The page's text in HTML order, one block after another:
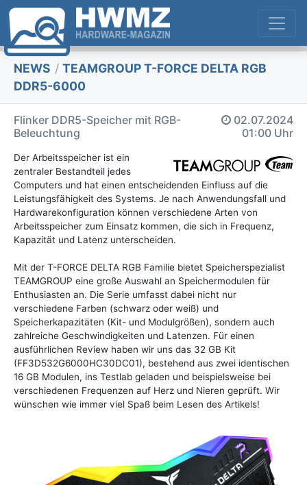
NEWS / TEAMGROUP T-FORCE DELTA RGB
DDR5-6000
Flinker DDR5-Speicher mit RGB-
Beleuchtung
02.07.2024
01:00 Uhr
Der Arbeitsspeicher ist ein
zentraler Bestandteil jedes
Computers und hat einen entscheidenden Einfluss auf die
Leistungsfähigkeit des Systems. Je nach Anwendungsfall und
Hardwarekonfiguration können verschiedene Arten von
Arbeitsspeicher zum Einsatz kommen, die sich in Frequenz,
Kapazität und Latenz unterscheiden.
Mit der T-FORCE DELTA RGB Familie bietet Speicherspezialist
TEAMGROUP eine große Auswahl an Speichermodulen für
Enthusiasten an. Die Serie umfasst dabei nicht nur
verschiedene Farben (schwarz oder weiß) und
Speicherkapazitäten (Kit- und Modulgrößen), sondern auch
zahlreiche Geschwindigkeiten und Latenzen. Für einen
ausführlichen Review haben wir uns das 32 GB Kit
(FF3D532G6000HC30DC01), bestehend aus zwei identischen
16 GB Modulen, ins Testlab geladen und beispielsweise bei
verschiedenen Frequenzen auf Herz und Nieren geprüft. Wir
wünschen wie immer viel Spaß beim Lesen des Artikels!